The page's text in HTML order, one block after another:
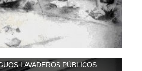
LAVADEROS PÚBLICOS